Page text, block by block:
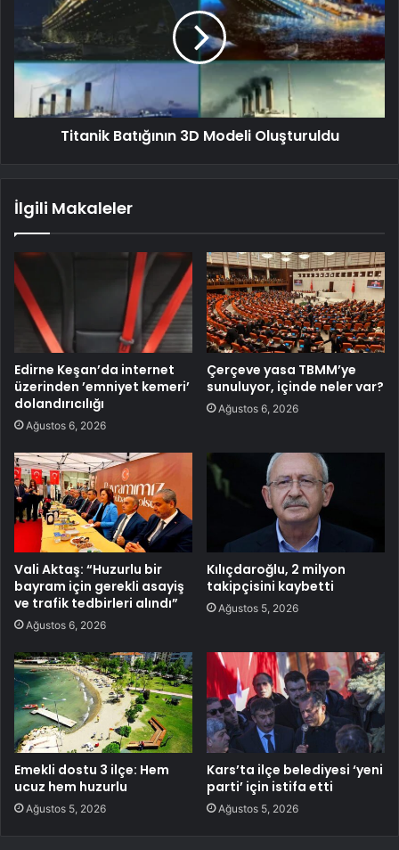
Titanik Batığının 3D Modeli Oluşturuldu
İlgili Makaleler
Edirne Keşan’da internet
üzerinden ’emniyet kemeri’
dolandırıcılığı
Ağustos 6, 2026
Çerçeve yasa TBMM’ye
sunuluyor, içinde neler var?
Ağustos 6, 2026
Vali Aktaş: “Huzurlu bir
bayram için gerekli asayiş
ve trafik tedbirleri alındı”
Ağustos 6, 2026
Kılıçdaroğlu, 2 milyon
takipçisini kaybetti
Ağustos 5, 2026
Emekli dostu 3 ilçe: Hem
ucuz hem huzurlu
Ağustos 5, 2026
Kars’ta ilçe belediyesi ‘yeni
parti’ için istifa etti
Ağustos 5, 2026